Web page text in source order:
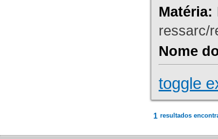
Matéria:
ressarc/
Nome
toggle
1 resultados